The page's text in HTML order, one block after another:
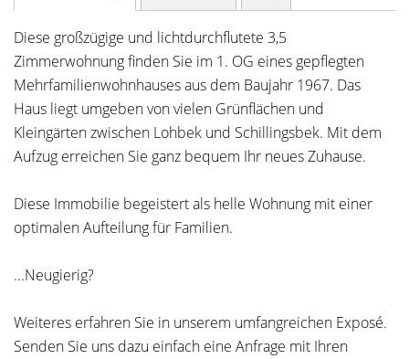
Diese großzügige und lichtdurchflutete 3,5
Zimmerwohnung finden Sie im 1. OG eines gepflegten
Mehrfamilienwohnhauses aus dem Baujahr 1967. Das
Haus liegt umgeben von vielen Grünflächen und
Kleingärten zwischen Lohbek und Schillingsbek. Mit dem
Aufzug erreichen Sie ganz bequem Ihr neues Zuhause.
Diese Immobilie begeistert als helle Wohnung mit einer
optimalen Aufteilung für Familien.
...Neugierig?
Weiteres erfahren Sie in unserem umfangreichen Exposé.
Senden Sie uns dazu einfach eine Anfrage mit Ihren